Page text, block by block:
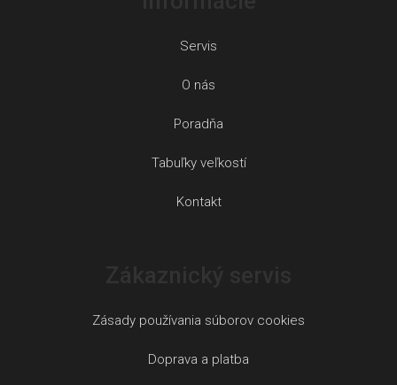
Servis
O nás
Poradňa
Tabuľky veľkostí
Kontakt
Zásady používania súborov cookies
Doprava a platba